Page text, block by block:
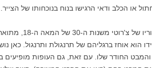
או הכלב ודאי הרגישו בנוח בנוכחותו של הצייר.
ומה בדבר חיות ממינים אחרים?
הוא אוחז ברגליהם של תרנגולת ותרנגול. כאן
והמבט החודר שלו. עם זאת, גם העופות מופיעים